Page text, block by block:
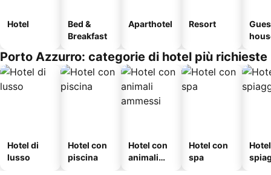
Hotel
Bed &
Breakfast
Aparthotel Resort
Porto Azzurro: categorie di hotel più richieste
Hotel di
lusso
Hotel con
piscina
Hotel con
animali
Hotel con
spa